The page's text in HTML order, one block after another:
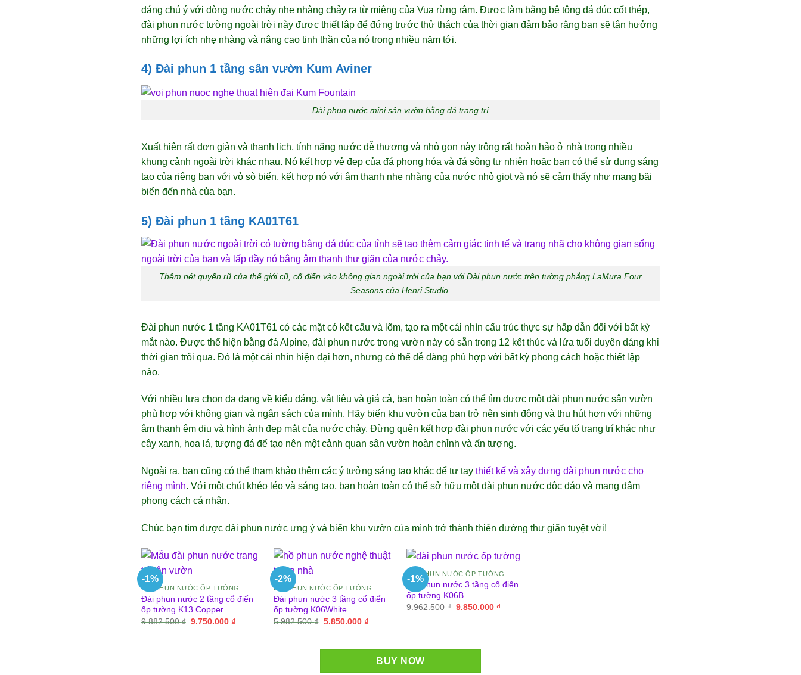
đáng chú ý với dòng nước chảy nhẹ nhàng chảy ra từ miệng của Vua rừng rậm. Được làm bằng bê tông đá đúc cốt thép,
đài phun nước tường ngoài trời này được thiết lập để đứng trước thử thách của thời gian đảm bảo rằng bạn sẽ tận hưởng
những lợi ích nhẹ nhàng và nâng cao tinh thần của nó trong nhiều năm tới.
4) Đài phun 1 tầng sân vườn Kum Aviner
Đài phun nước mini sân vườn bằng đá trang trí
Xuất hiện rất đơn giản và thanh lịch, tính năng nước dễ thương và nhỏ gọn này trông rất hoàn hảo ở nhà trong nhiều
khung cảnh ngoài trời khác nhau. Nó kết hợp vẻ đẹp của đá phong hóa và đá sông tự nhiên hoặc bạn có thể sử dụng sáng
tạo của riêng bạn với vỏ sò biển, kết hợp nó với âm thanh nhẹ nhàng của nước nhỏ giọt và nó sẽ cảm thấy như mang bãi
biển đến nhà của bạn.
5) Đài phun 1 tầng KA01T61
Thêm nét quyến rũ của thế giới cũ, cổ điển vào không gian ngoài trời của bạn với Đài phun nước trên tường phẳng LaMura Four
Seasons của Henri Studio.
Đài phun nước 1 tầng KA01T61 có các mặt có kết cấu và lõm, tạo ra một cái nhìn cấu trúc thực sự hấp dẫn đối với bất kỳ
mắt nào. Được thể hiện bằng đá Alpine, đài phun nước trong vườn này có sẵn trong 12 kết thúc và lứa tuổi duyên dáng khi
thời gian trôi qua. Đó là một cái nhìn hiện đại hơn, nhưng có thể dễ dàng phù hợp với bất kỳ phong cách hoặc thiết lập
nào.
Với nhiều lựa chọn đa dạng về kiểu dáng, vật liệu và giá cả, bạn hoàn toàn có thể tìm được một đài phun nước sân vườn
phù hợp với không gian và ngân sách của mình. Hãy biến khu vườn của bạn trở nên sinh động và thu hút hơn với những
âm thanh êm dịu và hình ảnh đẹp mắt của nước chảy. Đừng quên kết hợp đài phun nước với các yếu tố trang trí khác như
cây xanh, hoa lá, tượng đá để tạo nên một cảnh quan sân vườn hoàn chỉnh và ấn tượng.
Ngoài ra, bạn cũng có thể tham khảo thêm các ý tưởng sáng tạo khác để tự tay thiết kế và xây dựng đài phun nước cho
riêng mình. Với một chút khéo léo và sáng tạo, bạn hoàn toàn có thể sở hữu một đài phun nước độc đáo và mang đậm
phong cách cá nhân.
Chúc bạn tìm được đài phun nước ưng ý và biến khu vườn của mình trở thành thiên đường thư giãn tuyệt vời!
-1%
ĐÀI PHUN NƯỚC ỐP TƯỜNG
Đài phun nước 2 tầng cổ điển
ốp tường K13 Copper
9.882.500₫ Giá
9.750.000 ₫Giá
-2%
ĐÀI PHUN NƯỚC ỐP TƯỜNG
Đài phun nước 3 tầng cổ điển
ốp tường K06White
5.982.500₫ Giá
5.850.000 ₫Giá
-1%
ĐÀI PHUN NƯỚC ỐP TƯỜNG
Đài phun nước 3 tầng cổ điển
ốp tường K06B
9.962.500₫ Giá
9.850.000 ₫Giá
BUY NOW